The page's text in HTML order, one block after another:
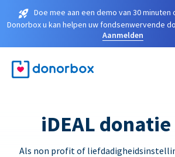
Doe mee aan een demo van 30 minuten
Donorbox u kan helpen uw fondsenwervende
Aanmelden
iDEAL
Als non profit of